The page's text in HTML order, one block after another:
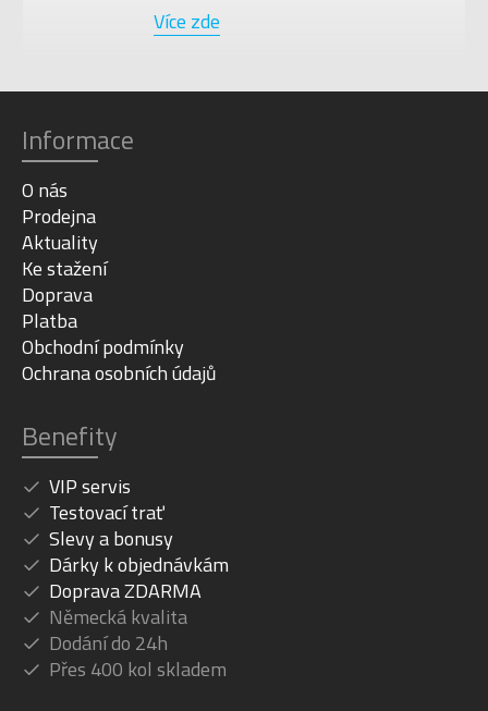
Více zde
Informace
O nás
Prodejna
Aktuality
Ke stažení
Doprava
Platba
Obchodní podmínky
Ochrana osobních údajů
Benefity
VIP servis
Testovací trať
Slevy a bonusy
Dárky k objednávkám
Doprava ZDARMA
Německá kvalita
Dodání do 24h
Přes 400 kol skladem